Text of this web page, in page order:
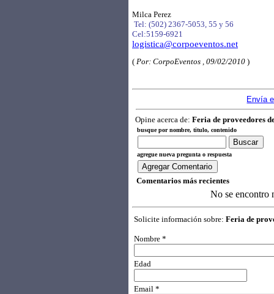
Milca Perez
Tel: (502) 2367-5053, 55 y 56
Cel:5159-6921
logistica@corpoeventos.net
( Por: CorpoEventos , 09/02/2010 )
Envía
Opine acerca de:Feria de proveedores
busque por nombre, titulo, contenido
agregue nueva pregunta o respuesta
Comentarios más recientes
No se encontro
Solicite información sobre: Feria de
Nombre *
Edad
Email *